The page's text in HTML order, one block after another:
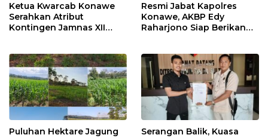
Ketua Kwarcab Konawe
Serahkan Atribut
Kontingen Jamnas XII
Resmi Jabat Kapolres
Konawe, AKBP Edy
Raharjono Siap Berikan
Puluhan Hektare Jagung
Serangan Balik, Kuasa